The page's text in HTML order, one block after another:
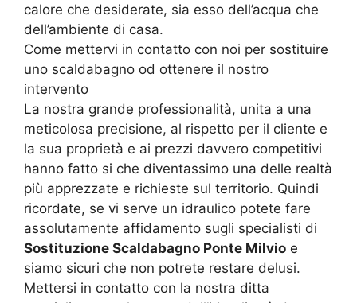
calore che desiderate, sia esso dell’acqua che
dell’ambiente di casa.
Come mettervi in contatto con noi per sostituire
uno scaldabagno od ottenere il nostro
intervento
La nostra grande professionalità, unita a una
meticolosa precisione, al rispetto per il cliente e
la sua proprietà e ai prezzi davvero competitivi
hanno fatto si che diventassimo una delle realtà
più apprezzate e richieste sul territorio. Quindi
ricordate, se vi serve un idraulico potete fare
assolutamente affidamento sugli specialisti di
Sostituzione Scaldabagno Ponte Milvio e
siamo sicuri che non potrete restare delusi.
Mettersi in contatto con la nostra ditta